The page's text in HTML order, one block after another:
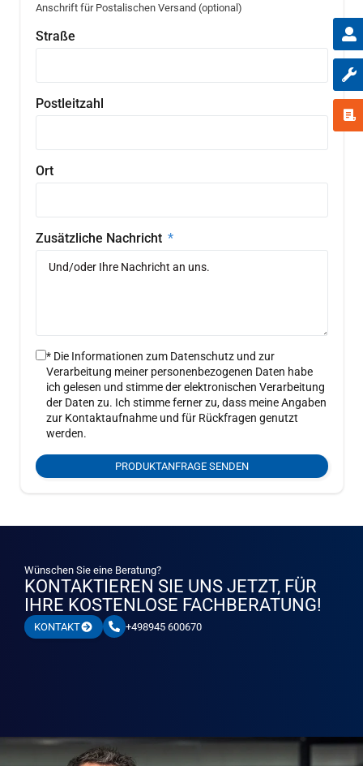
Anschrift für Postalischen Versand (optional)
Straße
Postleitzahl
Ort
Zusätzliche Nachricht
* Die Informationen zum Datenschutz und zur
Verarbeitung meiner personenbezogenen Daten habe
ich gelesen und stimme der elektronischen Verarbeitung
der Daten zu. Ich stimme ferner zu, dass meine Angaben
zur Kontaktaufnahme und für Rückfragen genutzt
werden.
PRODUKTANFRAGE SENDEN
Wünschen Sie eine Beratung?
KONTAKTIEREN SIE UNS JETZT, FÜR
IHRE KOSTENLOSE FACHBERATUNG!
KONTAKT +498945 600670